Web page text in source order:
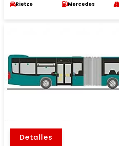
Rietze Mercedes
Detalles